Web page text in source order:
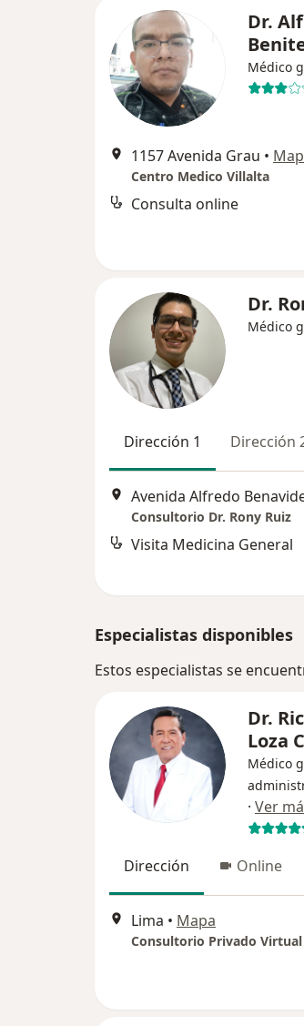
Dr.
Médico
1157 Avenida Grau •
Centro Medico Villalta
Consulta online
Dr.
Médico
Dirección 1 Dirección
Consultorio Dr. Rony Ruiz
Visita Medicina General
Especialistas disponibles
Estos especialistas se
Dr.
Loza
Médico
· Ver
Dirección Online
Lima • Mapa
Consultorio Privado Virtual